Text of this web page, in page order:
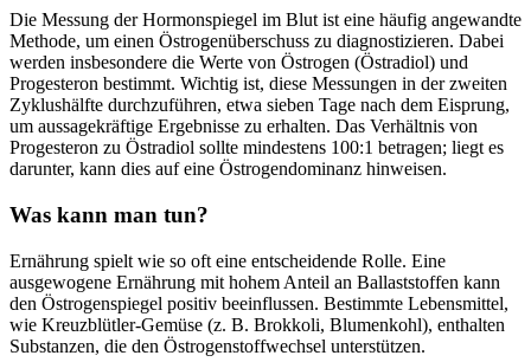
Die Messung der Hormonspiegel im Blut ist eine häufig angewandte
Methode, um einen Östrogenüberschuss zu diagnostizieren. Dabei
werden insbesondere die Werte von Östrogen (Östradiol) und
Progesteron bestimmt. Wichtig ist, diese Messungen in der zweiten
Zyklushälfte durchzuführen, etwa sieben Tage nach dem Eisprung,
um aussagekräftige Ergebnisse zu erhalten. Das Verhältnis von
Progesteron zu Östradiol sollte mindestens 100:1 betragen; liegt es
darunter, kann dies auf eine Östrogendominanz hinweisen.
Was kann man tun?
Ernährung spielt wie so oft eine entscheidende Rolle. Eine
ausgewogene Ernährung mit hohem Anteil an Ballaststoffen kann
den Östrogenspiegel positiv beeinflussen. Bestimmte Lebensmittel,
wie Kreuzblütler-Gemüse (z. B. Brokkoli, Blumenkohl), enthalten
Substanzen, die den Östrogenstoffwechsel unterstützen.